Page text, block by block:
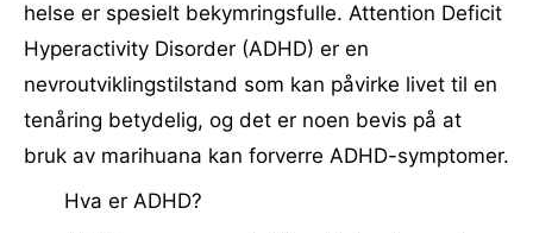
helse er spesielt bekymringsfulle. Attention Deficit
Hyperactivity Disorder (ADHD) er en
nevroutviklingstilstand som kan påvirke livet til en
tenåring betydelig, og det er noen bevis på at
bruk av marihuana kan forverre ADHD-symptomer.
Hva er ADHD?